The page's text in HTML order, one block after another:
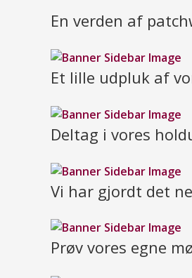
En verden af
Et lille udpluk af
Deltag i vores
Vi har gjordt det
Prøv vores egne